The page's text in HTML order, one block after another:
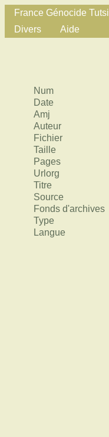
France Génocide Tutsi
Divers
Aide
Num
Date
Amj
Auteur
Fichier
Taille
Pages
Urlorg
Titre
Source
Fonds d'archives
Type
Langue